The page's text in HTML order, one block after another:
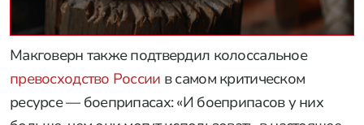
Макговерн также подтвердил колоссальное
превосходство России в самом критическом
ресурсе — боеприпасах: «И боеприпасов у них